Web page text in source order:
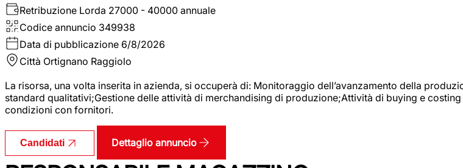
Retribuzione Lorda 27000 - 40000 annuale
Codice annuncio 349938
Data di pubblicazione 6/8/2026
Città Ortignano Raggiolo
La risorsa, una volta inserita in azienda, si occuperà di: Monitoraggio dell’avanzamento della
standard qualitativi;Gestione delle attività di merchandising di produzione;Attività di buying e
condizioni con fornitori.
Candidati Dettaglio annuncio